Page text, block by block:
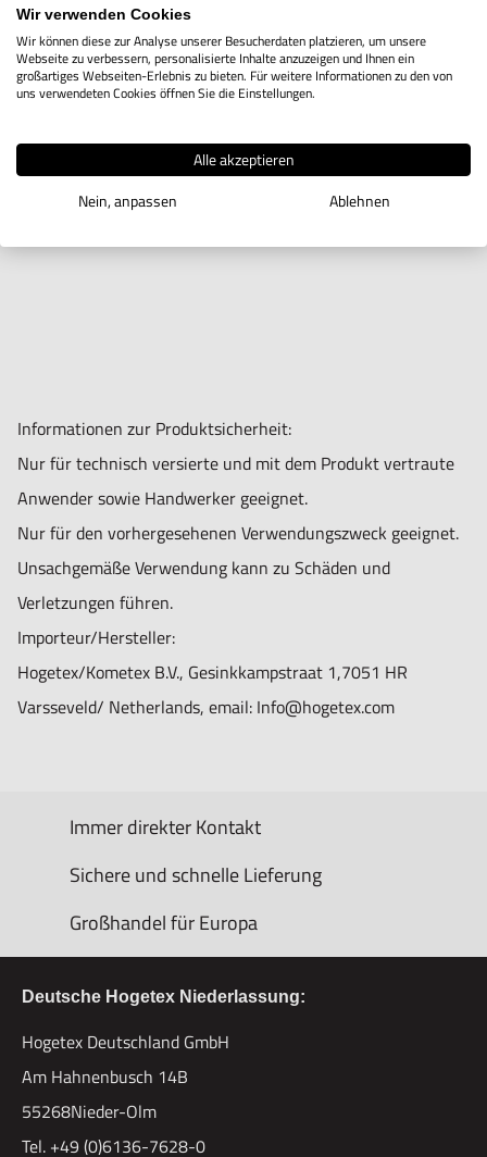
Produktbeschreibung
Pumpe, Anschlusskabel, Kühlmitteltank,
Schläuchen und einem flexiblem
Schlauch geliefert.
Informationen zur Produktsicherheit:
Nur für technisch versierte und mit dem Produkt vertraute
Anwender sowie Handwerker geeignet.
Nur für den vorhergesehenen Verwendungszweck geeignet.
Unsachgemäße Verwendung kann zu Schäden und
Verletzungen führen.
Importeur/Hersteller:
Hogetex/Kometex B.V., Gesinkkampstraat 1,7051 HR
Varsseveld/ Netherlands, email: Info@hogetex.com
Immer direkter Kontakt
Sichere und schnelle Lieferung
Großhandel für Europa
Deutsche Hogetex Niederlassung:
Hogetex Deutschland GmbH
Am Hahnenbusch 14B
55268Nieder-Olm
Tel. +49 (0)6136-7628-0
Wir verwenden Cookies
Wir können diese zur Analyse unserer Besucherdaten platzieren, um unsere
Webseite zu verbessern, personalisierte Inhalte anzuzeigen und Ihnen ein
großartiges Webseiten-Erlebnis zu bieten. Für weitere Informationen zu den von
uns verwendeten Cookies öffnen Sie die Einstellungen.
Alle akzeptieren
Nein, anpassen
Ablehnen